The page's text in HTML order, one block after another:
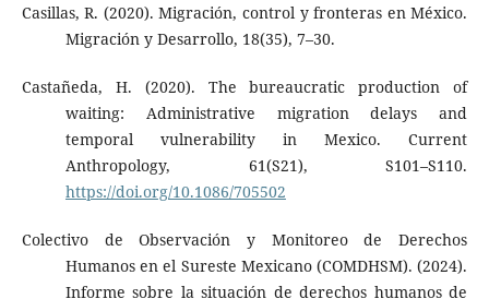
Casillas, R. (2020). Migración, control y fronteras en México.
Migración y Desarrollo, 18(35), 7–30.
Castañeda, H. (2020). The bureaucratic production of
waiting: Administrative migration delays and
temporal vulnerability in Mexico. Current
Anthropology, 61(S21), S101–S110.
https://doi.org/10.1086/705502
Colectivo de Observación y Monitoreo de Derechos
Humanos en el Sureste Mexicano (COMDHSM). (2024).
Informe sobre la situación de derechos humanos de